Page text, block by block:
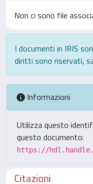
Non ci sono file
I documenti in IRIS
diritti sono riservati,
Informazioni
Utilizza questo
questo documento:
https://
Citazioni